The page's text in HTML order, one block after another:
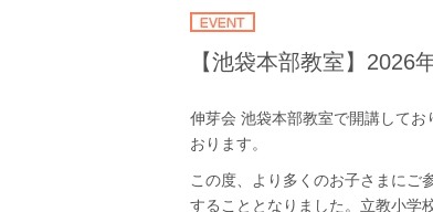
【池袋本部教室】2026
伸芽会 池袋本部教室で開講して
おります。
この度、より多くのお子さまにご
することとなりました。立教小学